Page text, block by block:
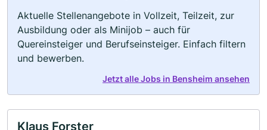
Aktuelle Stellenangebote in Vollzeit, Teilzeit, zur
Ausbildung oder als Minijob – auch für
Quereinsteiger und Berufseinsteiger. Einfach filtern
und bewerben.
Jetzt alle Jobs in Bensheim ansehen
Klaus Forster